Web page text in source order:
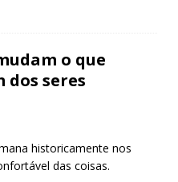
o que
dos seres
historicamente nos
das coisas.